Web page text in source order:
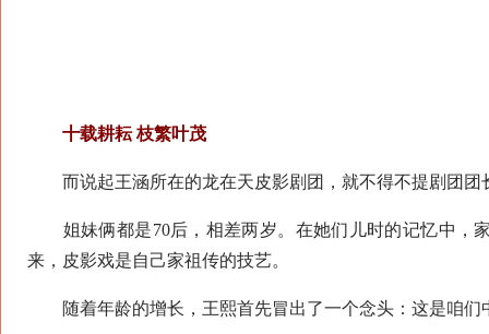
十载耕耘 枝繁叶茂
而说起王涵所在的龙在天皮影剧团，就不得不提剧团
姐妹俩都是70后，相差两岁。在她们儿时的记忆中，
来，皮影戏是自己家祖传的技艺。
随着年龄的增长，王熙首先冒出了一个念头：这是咱们